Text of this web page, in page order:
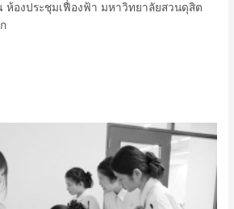
ห้องประชุมเฟื่องฟ้า มหาวิทยาลัยสวนดุสิต